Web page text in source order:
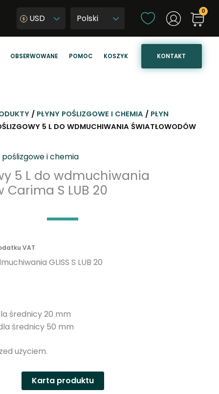
USD
e
ę
z
y
j
ę
s
OBSERWOWANE POMOC KOSZYK KONTAKT
/ PŁYNY POŚLIZGOWE I CHEMIA / PŁYN
5 L DO WDMUCHIWANIA ŚWIATŁOWODÓW
poślizgowe i chemia
5 L do wdmuchiwania
S LUB 20
VAT
GLISS S LUB 20
średnicy 20 mm
średnicy 50 mm
użyciem.
Karta produktu